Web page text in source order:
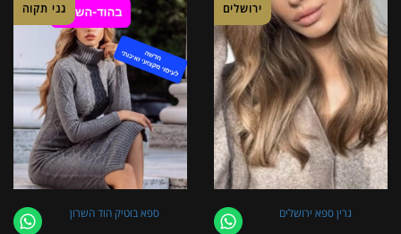
גני תקוה
ספא בוטיק הוד השרון
ירושלים
גרין ספא ירושלים